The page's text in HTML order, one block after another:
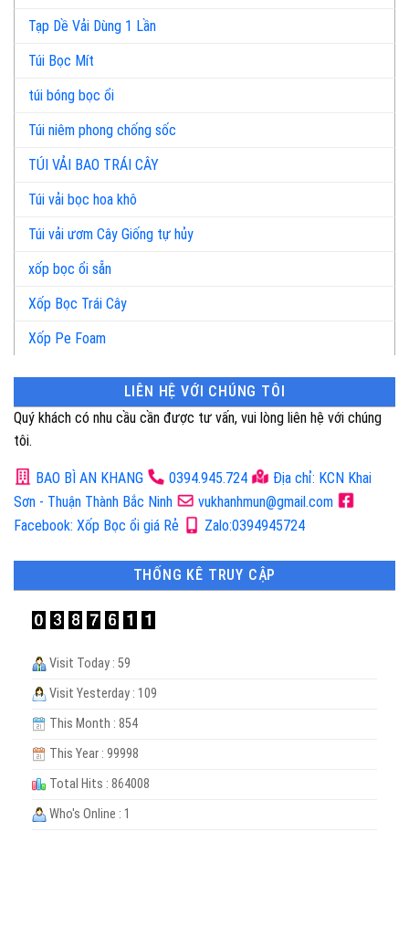
Tạp Dề Vải Dùng 1 Lần
Túi Bọc Mít
túi bóng bọc ổi
Túi niêm phong chống sốc
TÚI VẢI BAO TRÁI CÂY
Túi vải bọc hoa khô
Túi vải ươm Cây Giống tự hủy
xốp bọc ổi sẵn
Xốp Bọc Trái Cây
Xốp Pe Foam
LIÊN HỆ VỚI CHÚNG TÔI
Quý khách có nhu cầu cần được tư vấn, vui lòng liên hệ với chúng
tôi.
BAO BÌ AN KHANG 0394.945.724
Địa chỉ: KCN Khai
Sơn - Thuận Thành Bắc Ninh
vukhanhmun@gmail.com
Facebook: Xốp Bọc ổi giá Rẻ
Zalo:0394945724
THỐNG KÊ TRUY CẬP
Visit Today : 59
Visit Yesterday : 109
This Month : 854
This Year : 99998
Total Hits : 864008
Who's Online : 1